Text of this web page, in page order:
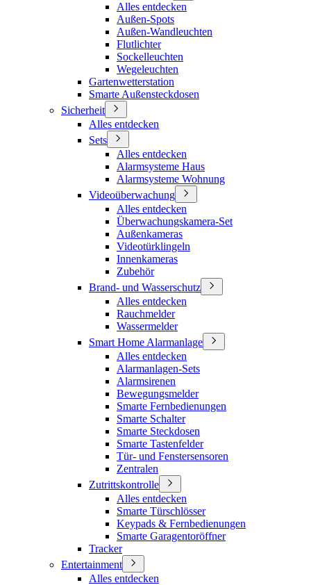
Alles entdecken
Außen-Spots
Außen-Wandleuchten
Flutlichter
Sockelleuchten
Wegeleuchten
Gartenwetterstation
Smarte Außensteckdosen
Sicherheit
Alles entdecken
Sets
Alles entdecken
Alarmsysteme Haus
Alarmsysteme Wohnung
Videoüberwachung
Alles entdecken
Überwachungskamera-Set
Außenkameras
Videotürklingeln
Innenkameras
Zubehör
Brand- und Wasserschutz
Alles entdecken
Rauchmelder
Wassermelder
Smart Home Alarmanlage
Alles entdecken
Alarmanlagen-Sets
Alarmsirenen
Bewegungsmelder
Smarte Fernbedienungen
Smarte Schalter
Smarte Steckdosen
Smarte Tastenfelder
Tür- und Fenstersensoren
Zentralen
Zutrittskontrolle
Alles entdecken
Smarte Türschlösser
Keypads & Fernbedienungen
Smarte Garagentoröffner
Tracker
Entertainment
Alles entdecken